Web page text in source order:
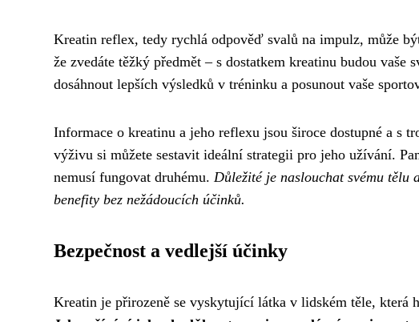
Kreatin reflex, tedy rychlá odpověď svalů na impulz, může
že zvedáte těžký předmět – s dostatkem kreatinu budou
dosáhnout lepších výsledků v tréninku a posunout vaše
Informace o kreatinu a jeho reflexu jsou široce dostupné a s
výživu si můžete sestavit ideální strategii pro jeho užívání.
nemusí fungovat druhému. Důležité je naslouchat svému
benefity bez nežádoucích účinků.
Bezpečnost a vedlejší účinky
Kreatin je přirozeně se vyskytující látka v lidském těle, která